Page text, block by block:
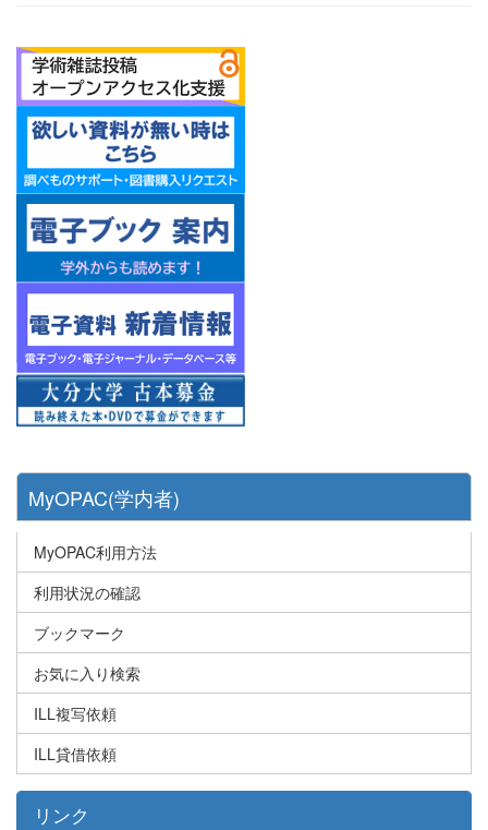
MyOPAC(学内者)
MyOPAC利用方法
利用状況の確認
ブックマーク
お気に入り検索
ILL複写依頼
ILL貸借依頼
リンク